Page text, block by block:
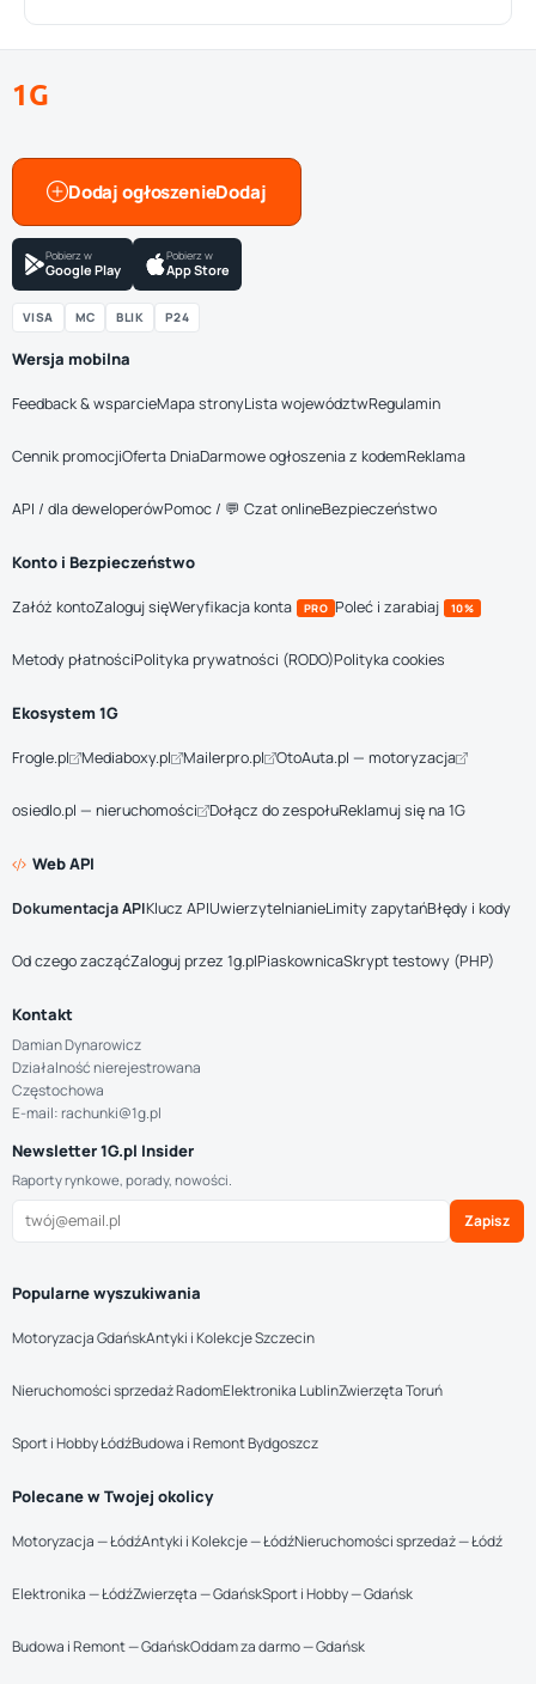
1G
Dodaj ogłoszenie
Pobierz w
Google Play
Pobierz w
App Store
VISA MC BLIK P24
Wersja mobilna
Feedback & wsparcieMapa stronyLista województwRegulamin
Cennik promocjiOferta DniaDarmowe ogłoszenia z kodemReklama
API / dla deweloperówPomoc / 💬 Czat onlineBezpieczeństwo
Konto i Bezpieczeństwo
Załóż kontoZaloguj sięWeryfikacja konta PRO Poleć i zarabiaj 10%
Metody płatnościPolityka prywatności (RODO)Polityka cookies
Ekosystem 1G
Frogle.pl Mediaboxy.pl Mailerpro.pl OtoAuta.pl — motoryzacja
osiedlo.pl — nieruchomości Dołącz do zespołuReklamuj się na 1G
Web API
Dokumentacja APIKlucz APIUwierzytelnianieLimity zapytańBłędy i kody
Od czego zacząćZaloguj przez 1g.plPiaskownicaSkrypt testowy (PHP)
Kontakt
Damian Dynarowicz
Działalność nierejestrowana
Częstochowa
E-mail: rachunki@1g.pl
Newsletter 1G.pl Insider
Raporty rynkowe, porady, nowości.
Zapisz
Popularne wyszukiwania
Motoryzacja GdańskAntyki i Kolekcje Szczecin
Nieruchomości sprzedaż RadomElektronika LublinZwierzęta Toruń
Sport i Hobby ŁódźBudowa i Remont Bydgoszcz
Polecane w Twojej okolicy
Motoryzacja — ŁódźAntyki i Kolekcje — ŁódźNieruchomości sprzedaż — Łódź
Elektronika — ŁódźZwierzęta — GdańskSport i Hobby — Gdańsk
Budowa i Remont — GdańskOddam za darmo — Gdańsk